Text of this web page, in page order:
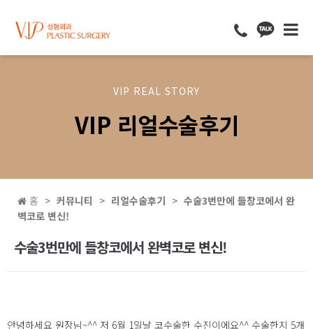
VIP REAL STORY
VIP 리얼수술후기
홈 커뮤니티 리얼수술후기
수술3번만에 들창코에서 완
벽코로 변신!
수술3번만에 들창코에서 완벽코로 변신!
안녕하세요 원장님~^^ 저 6월 1일날 코수술한 수진이에요^^ 수술한지 5개